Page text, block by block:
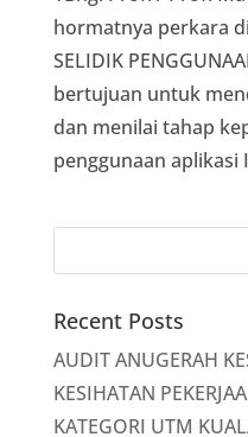
hormatnya perkara
SELIDIK
bertujuan untuk
dan menilai tahap
penggunaan aplikasi
Recent Posts
AUDIT ANUGERAH
KESIHATAN
KATEGORI UTM